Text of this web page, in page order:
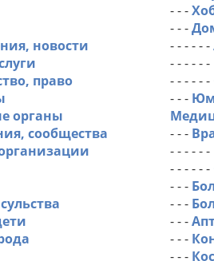
новости
право
органы
сообщества
- - -
- - -
- - - - - -
- - - - - -
- - - - - -
- - -
- - -
- - - - - -
- - - - - -
- - -
- - -
- - -
- - -
- - -